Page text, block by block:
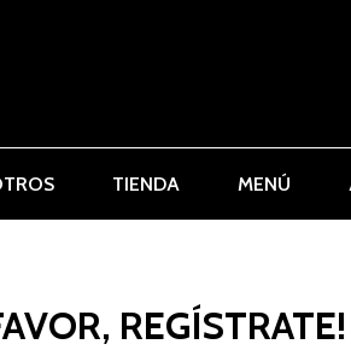
TIENDA MENÚ
REGÍSTRATE!